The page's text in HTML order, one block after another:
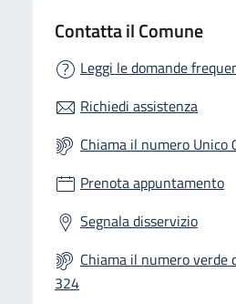
Contatta il Comune
Leggi le domande
Richiedi assistenza
Chiama il numero Unico
Prenota appuntamento
Segnala disservizio
Chiama il numero verde
324